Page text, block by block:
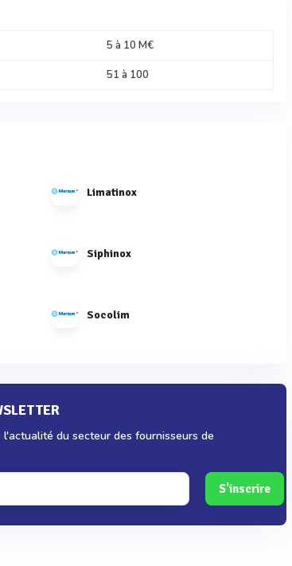
5 à 10 M€
51 à 100
Limatinox
Siphinox
Socolim
du secteur des fournisseurs de
S'inscrire